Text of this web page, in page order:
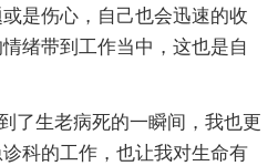
是伤心，自己也会迅速的收
绪带到工作当中，这也是自
了生老病死的一瞬间，我也更
科的工作，也让我对生命有